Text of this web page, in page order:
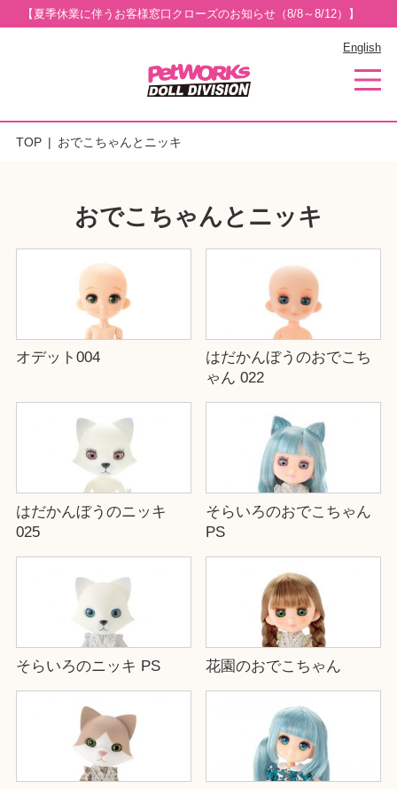
【夏季休業に伴うお客様窓口クローズのお知らせ（8/8～8/12）】
English
TOP おでこちゃんとニッキ
おでこちゃんとニッキ
オデット004
はだかんぼうのおでこち
ゃん 022
はだかんぼうのニッキ
025
そらいろのおでこちゃん
PS
そらいろのニッキ PS 花園のおでこちゃん